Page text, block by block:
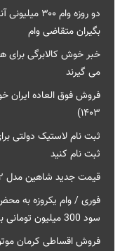
دو روزه وام
بگیران متقاضی وام
می گیرند
فروش فوق العاده
۱۴۰۳)
ثبت نام کنید
قیمت جدید شاهین مدل ۱۴۰۲ |تفاوت قیمت شاهین دنده ای و اتومات
فوری / وام یکروزه به
سود 300 میلیون تومانی بانک ملت با اقساط 9 میلیونی
فروش اقساطی کرمان